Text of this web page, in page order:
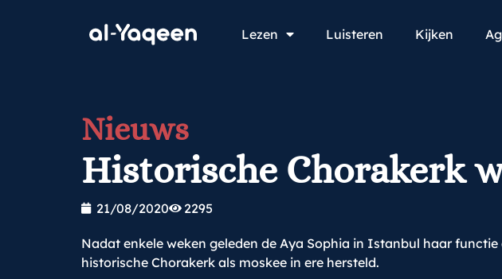
Lezen Luisteren Kijken
Nieuws
Historische Chorakerk
21/08/2020 2295
Nadat enkele weken geleden de Aya Sophia in Istanbul haar
historische Chorakerk als moskee in ere hersteld.